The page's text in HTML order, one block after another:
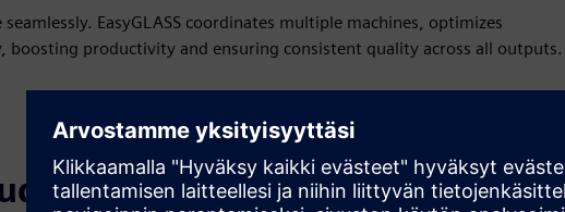
EasyGLASS coordinates multiple machines, optimizes
productivity and ensuring consistent quality across all outputs.